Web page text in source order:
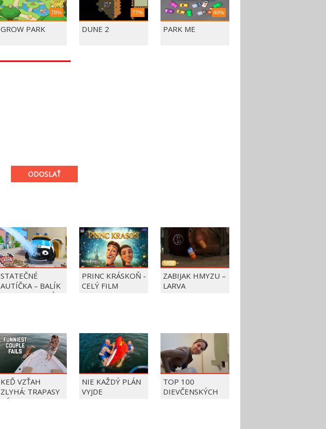
78%
GROW PARK
77%
DUNE 2
40%
PARK ME
ODOSLAŤ
STATEČNÉ
AUTÍČKA – BALÍK
PIERRE PRECLÍK
PRINC KRÁSKOŇ -
CELÝ FILM
ZABIJAK HMYZU –
LARVA
KEĎ VZŤAH
ZLYHÁ: TRAPASY
PÁROV
NIE KAŽDÝ PLÁN
VYJDE
TOP 100
DIEVČENSKÝCH